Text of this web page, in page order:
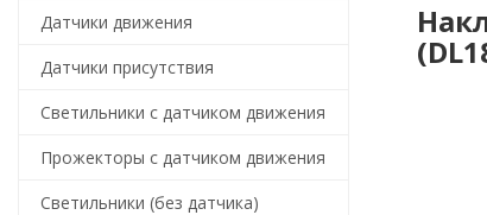
Датчики движения
Датчики присутствия
Светильники с датчиком движения
Прожекторы с датчиком движения
Светильники (без датчика)